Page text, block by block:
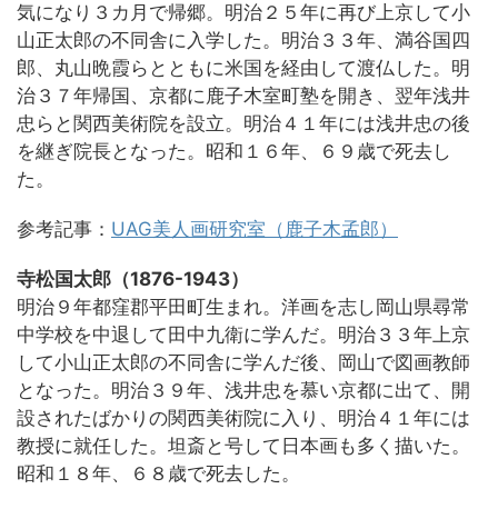
気になり３カ月で帰郷。明治２５年に再び上京して小
山正太郎の不同舎に入学した。明治３３年、満谷国四
郎、丸山晩霞らとともに米国を経由して渡仏した。明
治３７年帰国、京都に鹿子木室町塾を開き、翌年浅井
忠らと関西美術院を設立。明治４１年には浅井忠の後
を継ぎ院長となった。昭和１６年、６９歳で死去し
た。
参考記事： UAG美人画研究室（鹿子木孟郎）
寺松国太郎（1876-1943）
明治９年都窪郡平田町生まれ。洋画を志し岡山県尋常
中学校を中退して田中九衛に学んだ。明治３３年上京
して小山正太郎の不同舎に学んだ後、岡山で図画教師
となった。明治３９年、浅井忠を慕い京都に出て、開
設されたばかりの関西美術院に入り、明治４１年には
教授に就任した。坦斎と号して日本画も多く描いた。
昭和１８年、６８歳で死去した。